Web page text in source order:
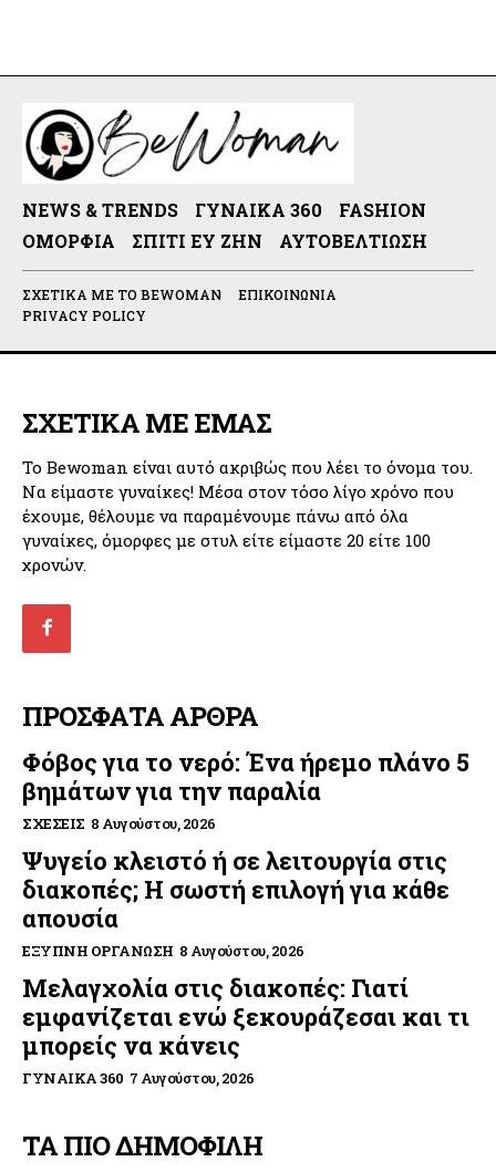
NEWS & TRENDS ΓΥΝΑΊΚΑ 360
FASHION
ΟΜΟΡΦΙΆ
ΣΠΊΤΙ ΕΥ ΖΗΝ ΑΥΤΟΒΕΛΤΊΩΣΗ
ΣΧΕΤΙΚΆ ΜΕ ΤΟ BEWOMAN
ΕΠΙΚΟΙΝΩΝΊΑ
PRIVACY POLICY
ΣΧΕΤΙΚΑ ΜΕ ΕΜΑΣ
Το Bewoman είναι αυτό ακριβώς που λέει το όνομα του.
Να είμαστε γυναίκες! Μέσα στον τόσο λίγο χρόνο που
έχουμε, θέλουμε να παραμένουμε πάνω από όλα
γυναίκες, όμορφες με στυλ είτε είμαστε 20 είτε 100
χρονών.
ΠΡΟΣΦΑΤΑ ΑΡΘΡΑ
Φόβος για το νερό: Ένα ήρεμο πλάνο 5
βημάτων για την παραλία
ΣΧΈΣΕΙΣ 8 Αυγούστου, 2026
Ψυγείο κλειστό ή σε λειτουργία στις
διακοπές; Η σωστή επιλογή για κάθε
απουσία
ΈΞΥΠΝΗ ΟΡΓΆΝΩΣΗ 8 Αυγούστου, 2026
Μελαγχολία στις διακοπές: Γιατί
εμφανίζεται ενώ ξεκουράζεσαι και τι
μπορείς να κάνεις
ΓΥΝΑΊΚΑ 360 7 Αυγούστου, 2026
ΤΑ ΠΙΟ ΔΗΜΟΦΙΛΗ